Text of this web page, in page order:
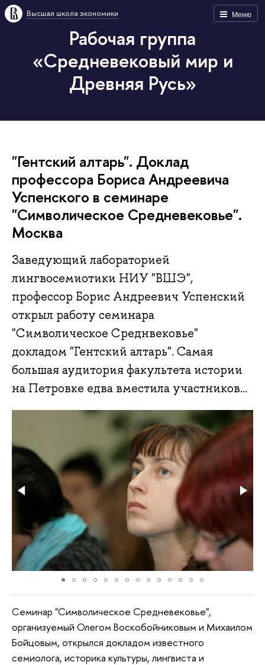
Меню
Высшая школа экономики
Рабочая группа
«Средневековый мир и
Древняя Русь»
"Гентский алтарь". Доклад
профессора Бориса Андреевича
Успенского в семинаре
"Символическое Средневековье".
Москва
Заведующий лабораторией
лингвосемиотики НИУ "ВШЭ",
профессор Борис Андреевич Успенский
открыл работу семинара
"Символическое Среднвековье"
докладом "Гентский алтарь". Самая
большая аудитория факультета истории
на Петровке едва вместила участников...
Семинар "Символическое Средневековье",
организуемый Олегом Воскобойниковым и Михаилом
Бойцовым, открылся докладом известного
семиолога, историка культуры, лингвиста и